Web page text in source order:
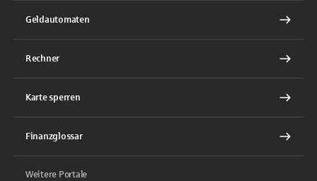
Geldautomaten
Rechner
Karte sperren
Finanzglossar
Weitere Portale